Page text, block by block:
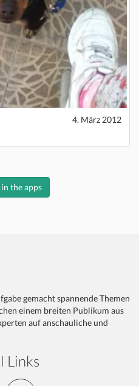
4. März 2012
the apps
gemacht spannende Themen
einem breiten Publikum aus
auf anschauliche und
Links